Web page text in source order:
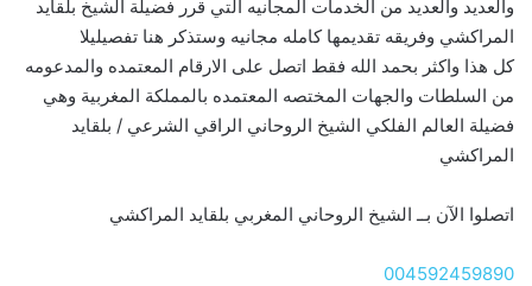
والعديد والعديد من الخدمات المجانيه التي قرر فضيلة الشيخ بلقايد
المراكشي وفريقه تقديمها كامله مجانيه وستذكر هنا تفصيليلا
كل هذا واكثر بحمد الله فقط اتصل على الارقام المعتمده والمدعومه
من السلطات والجهات المختصه المعتمده بالمملكة المغربية وهي
فضيلة العالم الفلكي الشيخ الروحاني الراقي الشرعي / بلقايد
المراكشي
اتصلوا الآن بــ الشيخ الروحاني المغربي بلقايد المراكشي
004592459890